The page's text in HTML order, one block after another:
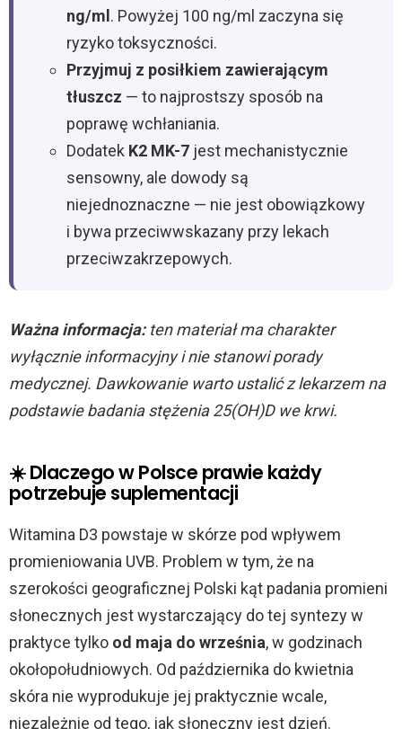
ng/ml . Powyżej 100 ng/ml zaczyna się
ryzyko toksyczności.
Przyjmuj z posiłkiem zawierającym
tłuszcz — to najprostszy sposób na
poprawę wchłaniania.
Dodatek K2 MK-7 jest mechanistycznie
sensowny, ale dowody są
niejednoznaczne — nie jest obowiązkowy
i bywa przeciwwskazany przy lekach
przeciwzakrzepowych.
Ważna informacja:ten materiał ma charakter
wyłącznie informacyjny i nie stanowi porady
medycznej. Dawkowanie warto ustalić z lekarzem na
podstawie badania stężenia 25(OH)D we krwi.
☀️ Dlaczego w Polsce prawie każdy
potrzebuje suplementacji
Witamina D3 powstaje w skórze pod wpływem
promieniowania UVB. Problem w tym, że na
szerokości geograficznej Polski kąt padania promieni
słonecznych jest wystarczający do tej syntezy w
praktyce tylko od maja do września, w godzinach
okołopołudniowych. Od października do kwietnia
skóra nie wyprodukuje jej praktycznie wcale,
niezależnie od tego, jak słoneczny jest dzień.